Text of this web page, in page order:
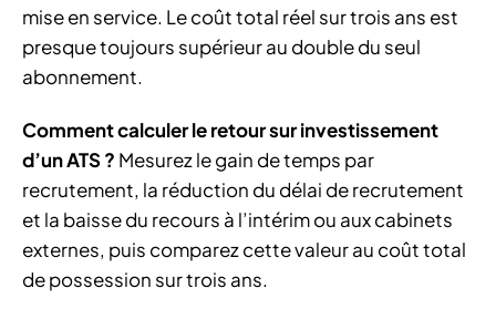
mise en service. Le coût total réel sur trois ans est
presque toujours supérieur au double du seul
abonnement.
Comment calculer le retour sur investissement
d’un ATS ? Mesurez le gain de temps par
recrutement, la réduction du délai de recrutement
et la baisse du recours à l’intérim ou aux cabinets
externes, puis comparez cette valeur au coût total
de possession sur trois ans.